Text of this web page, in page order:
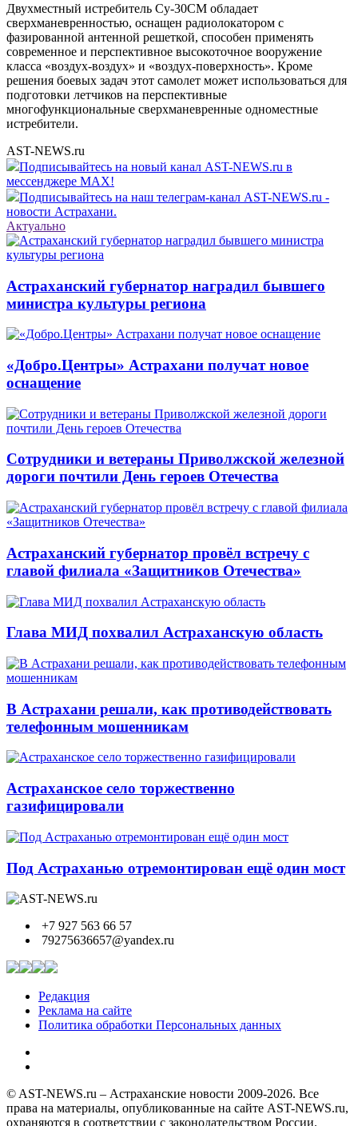
Двухместный истребитель Су-30СМ обладает
сверхманевренностью, оснащен радиолокатором с
фазированной антенной решеткой, способен применять
современное и перспективное высокоточное вооружение
класса «воздух-воздух» и «воздух-поверхность». Кроме
решения боевых задач этот самолет может использоваться для
подготовки летчиков на перспективные
многофункциональные сверхманевренные одноместные
истребители.
AST-NEWS.ru
Подписывайтесь на новый канал AST-NEWS.ru в
мессенджере MAX!
Подписывайтесь на наш телеграм-канал AST-NEWS.ru -
новости Астрахани.
Актуально
Астраханский губернатор наградил бывшего
министра культуры региона
«Добро.Центры» Астрахани получат новое
оснащение
Сотрудники и ветераны Приволжской железной
дороги почтили День героев Отечества
Астраханский губернатор провёл встречу с
главой филиала «Защитников Отечества»
Глава МИД похвалил Астраханскую область
В Астрахани решали, как противодействовать
телефонным мошенникам
Астраханское село торжественно
газифицировали
Под Астраханью отремонтирован ещё один мост
+7 927 563 66 57
79275636657@yandex.ru
Редакция
Реклама на сайте
Политика обработки Персональных данных
© AST-NEWS.ru – Астраханские новости 2009-2026. Все
права на материалы, опубликованные на сайте AST-NEWS.ru,
охраняются в соответствии с законодательством России.